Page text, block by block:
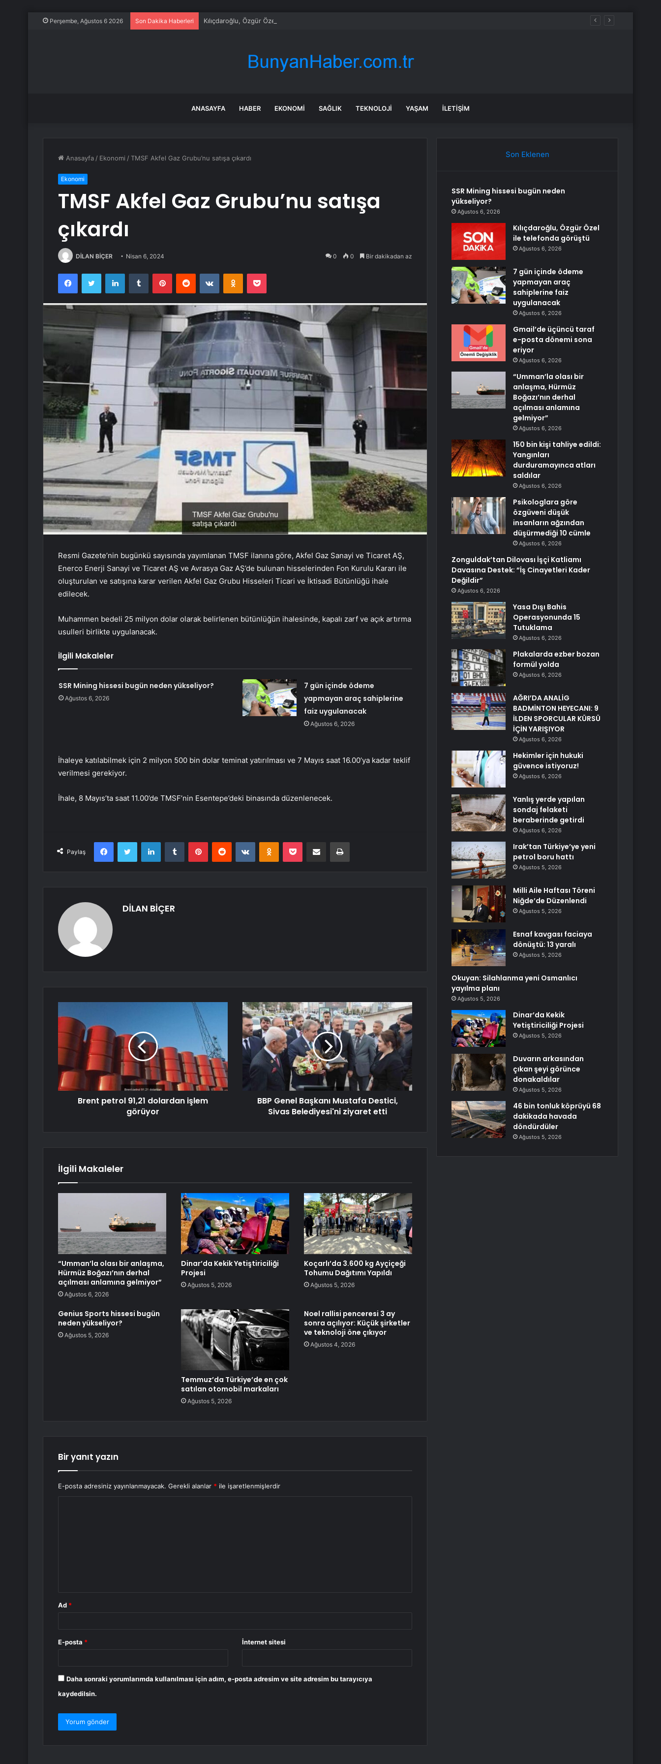
Perşembe, Ağustos 6 2026 Son Dakika Haberleri Kılıçdaroğlu, Özgür Özel ile telefonda görüştü
ANASAYFA HABER EKONOMI SAĞLIK TEKNOLOJI YAŞAM İLETIŞIM
Anasayfa / Ekonomi /TMSF Akfel Gaz Grubu’nu satışa çıkardı
Ekonomi
TMSF Akfel Gaz Grubu’nu satışa
çıkardı
DİLAN BİÇER Nisan 6, 2024 0 0 Bir dakikadan az
FacebookTwitter LinkedInTumblr PinterestReddit VKontakteOdnoklassniki
Pocket
Resmi Gazete’nin bugünkü sayısında yayımlanan TMSF ilanına göre, Akfel Gaz Sanayi ve Ticaret AŞ,
Enerco Enerji Sanayi ve Ticaret AŞ ve Avrasya Gaz AŞ’de bulunan hisselerinden Fon Kurulu Kararı ile
oluşturulan ve satışına karar verilen Akfel Gaz Grubu Hisseleri Ticari ve İktisadi Bütünlüğü ihale
edilecek.
Muhammen bedeli 25 milyon dolar olarak belirlenen bütünlüğün ihalesinde, kapalı zarf ve açık artırma
usulleri birlikte uygulanacak.
İlgili Makaleler
SSR Mining hissesi bugün neden yükseliyor?
Ağustos 6, 2026
7 gün içinde ödeme
yapmayan araç sahiplerine
faiz uygulanacak
Ağustos 6, 2026
İhaleye katılabilmek için 2 milyon 500 bin dolar teminat yatırılması ve 7 Mayıs saat 16.00’ya kadar teklif
verilmesi gerekiyor.
İhale, 8 Mayıs’ta saat 11.00’de TMSF’nin Esentepe’deki binasında düzenlenecek.
Paylaş
FacebookTwitter LinkedInTumblr PinterestReddit VKontakteOdnoklassniki
Pocket E-Posta ile paylaş Yazdır
DİLAN BİÇER
Brent petrol 91,21 dolardan işlem
görüyor
BBP Genel Başkanı Mustafa Destici,
Sivas Belediyesi'ni ziyaret etti
İlgili Makaleler
“Umman’la olası bir anlaşma,
Hürmüz Boğazı’nın derhal
açılması anlamına gelmiyor”
Ağustos 6, 2026
Dinar’da Kekik Yetiştiriciliği
Projesi
Ağustos 5, 2026
Koçarlı’da 3.600 kg Ayçiçeği
Tohumu Dağıtımı Yapıldı
Ağustos 5, 2026
Genius Sports hissesi bugün
neden yükseliyor?
Ağustos 5, 2026
Temmuz’da Türkiye’de en çok
satılan otomobil markaları
Ağustos 5, 2026
Noel rallisi penceresi 3 ay
sonra açılıyor: Küçük şirketler
ve teknoloji öne çıkıyor
Ağustos 4, 2026
Bir yanıt yazın
E-posta adresiniz yayınlanmayacak. Gerekli alanlar * ile işaretlenmişlerdir
Ad *
E-posta * İnternet sitesi
Daha sonraki yorumlarımda kullanılması için adım, e-posta adresim ve site adresim bu tarayıcıya
kaydedilsin.
Son Eklenen
SSR Mining hissesi bugün neden
yükseliyor?
Ağustos 6, 2026
Kılıçdaroğlu, Özgür Özel
ile telefonda görüştü
Ağustos 6, 2026
7 gün içinde ödeme
yapmayan araç
sahiplerine faiz
uygulanacak
Ağustos 6, 2026
Gmail’de üçüncü taraf
e-posta dönemi sona
eriyor
Ağustos 6, 2026
“Umman’la olası bir
anlaşma, Hürmüz
Boğazı’nın derhal
açılması anlamına
gelmiyor”
Ağustos 6, 2026
150 bin kişi tahliye edildi:
Yangınları
durduramayınca atları
saldılar
Ağustos 6, 2026
Psikologlara göre
özgüveni düşük
insanların ağzından
düşürmediği 10 cümle
Ağustos 6, 2026
Zonguldak’tan Dilovası İşçi Katliamı
Davasına Destek: “İş Cinayetleri Kader
Değildir”
Ağustos 6, 2026
Yasa Dışı Bahis
Operasyonunda 15
Tutuklama
Ağustos 6, 2026
Plakalarda ezber bozan
formül yolda
Ağustos 6, 2026
AĞRI’DA ANALİG
BADMİNTON HEYECANI: 9
İLDEN SPORCULAR KÜRSÜ
İÇİN YARIŞIYOR
Ağustos 6, 2026
Hekimler için hukuki
güvence istiyoruz!
Ağustos 6, 2026
Yanlış yerde yapılan
sondaj felaketi
beraberinde getirdi
Ağustos 6, 2026
Irak’tan Türkiye’ye yeni
petrol boru hattı
Ağustos 5, 2026
Milli Aile Haftası Töreni
Niğde’de Düzenlendi
Ağustos 5, 2026
Esnaf kavgası faciaya
dönüştü: 13 yaralı
Ağustos 5, 2026
Okuyan: Silahlanma yeni Osmanlıcı
yayılma planı
Ağustos 5, 2026
Dinar’da Kekik
Yetiştiriciliği Projesi
Ağustos 5, 2026
Duvarın arkasından
çıkan şeyi görünce
donakaldılar
Ağustos 5, 2026
46 bin tonluk köprüyü 68
dakikada havada
döndürdüler
Ağustos 5, 2026